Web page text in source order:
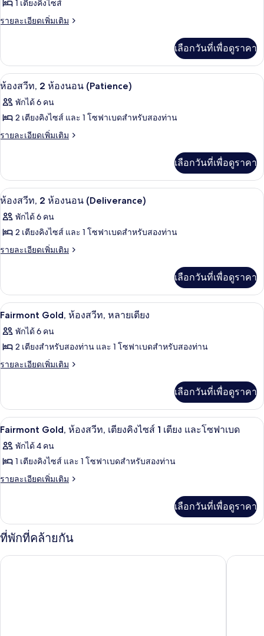
คิง
ไซส์
และ
โซฟา
เบด
คิง
และ
โซฟา
เบด
ของ
ห้อง
พัก,
เตียง
คิง
ไซส์
1 เตียงคิงไซส์
รายละเอียดเพิ่มเติม
ราย
เกี่ยว
กับ
Fairmont
ห้อง
พัก,
คิง
เลือกวันที่เพื่อดูราคา
เปิด
ภาพถ่าย
ทั้งหมด
ของ
2
ห้อง
นอน
(Patience)
ตู้นิรภัยในห้องพัก, โต๊ะทำงาน, พื้นที่ท
2
ห้องสวีท, 2 ห้องนอน (Patience)
พักได้ 6 คน
2 เตียงคิงไซส์ และ 1 โซฟาเบดสำหรับสองท่าน
รายละเอียดเพิ่มเติม
ราย
เกี่ยว
กับ
ห้อง
ท,
2
นอน
เลือกวันที่เพื่อดูราคา
เปิด
ภาพถ่าย
ทั้งหมด
ของ
2
ห้อง
นอน
(Deliverance)
ตู้นิรภัยในห้องพัก, โต๊ะทำงาน, พื้นที่ท
2
ห้องสวีท, 2 ห้องนอน (Deliverance)
พักได้ 6 คน
2 เตียงคิงไซส์ และ 1 โซฟาเบดสำหรับสองท่าน
รายละเอียดเพิ่มเติม
ราย
เกี่ยว
กับ
ห้อง
ท,
2
นอน
เลือกวันที่เพื่อดูราคา
เปิด
ภาพถ่าย
ทั้งหมด
ของ
ห้อง
สวีท,
หลาย
เตียง
ตู้นิรภัยในห้องพัก, โต๊ะทำงาน, พื้นที่ท
6
Fairmont Gold, ห้องสวีท, หลายเตียง
พักได้ 6 คน
2 เตียงสำหรับสองท่าน และ 1 โซฟาเบดสำหรับสองท่าน
รายละเอียดเพิ่มเติม
ราย
เกี่ยว
กับ
Fairmont
ห้อง
สวี
หลาย
เลือกวันที่เพื่อดูราคา
เปิด
ภาพถ่าย
ทั้งหมด
ของ
ห้อง
สวีท,
เตียง
ตู้นิรภัยในห้องพัก, โต๊ะทำงาน, พื้นที่ท
2
Fairmont Gold, ห้องสวีท, เตียงคิงไซส์ 1 เตียง และโซฟาเบด
พักได้ 4 คน
1 เตียงคิงไซส์ และ 1 โซฟาเบดสำหรับสองท่าน
รายละเอียดเพิ่มเติม
ราย
เกี่ยว
กับ
Fairmont
ห้อง
เลือกวันที่เพื่อดูราคา
ที่พักที่คล้ายกัน
แฮมิลตัน พริ้นเซส แอนด์ บีช คลับ - เอ แฟร์มอนต์ โรงแรม